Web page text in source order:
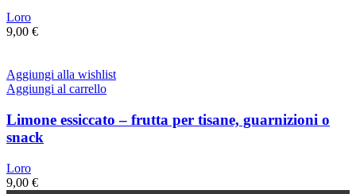
Loro
9,00 €
Aggiungi alla wishlist
Aggiungi al carrello
Limone essiccato – frutta per tisane, guarnizioni o
snack
Loro
9,00 €